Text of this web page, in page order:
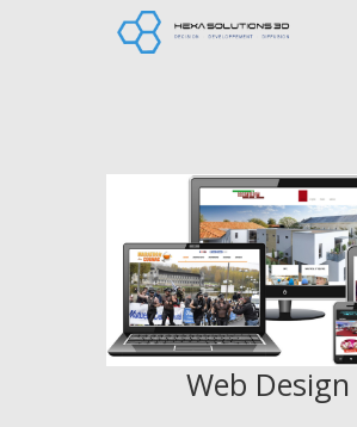
Web Design